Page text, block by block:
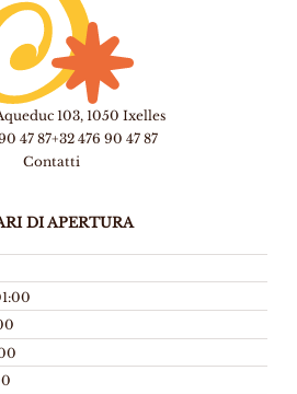
103, 1050 Ixelles
47 87+32 476 90 47 87
Contatti
DI APERTURA